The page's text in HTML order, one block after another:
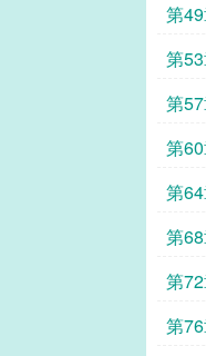
第
第
第
第
第
巅
第
第
第